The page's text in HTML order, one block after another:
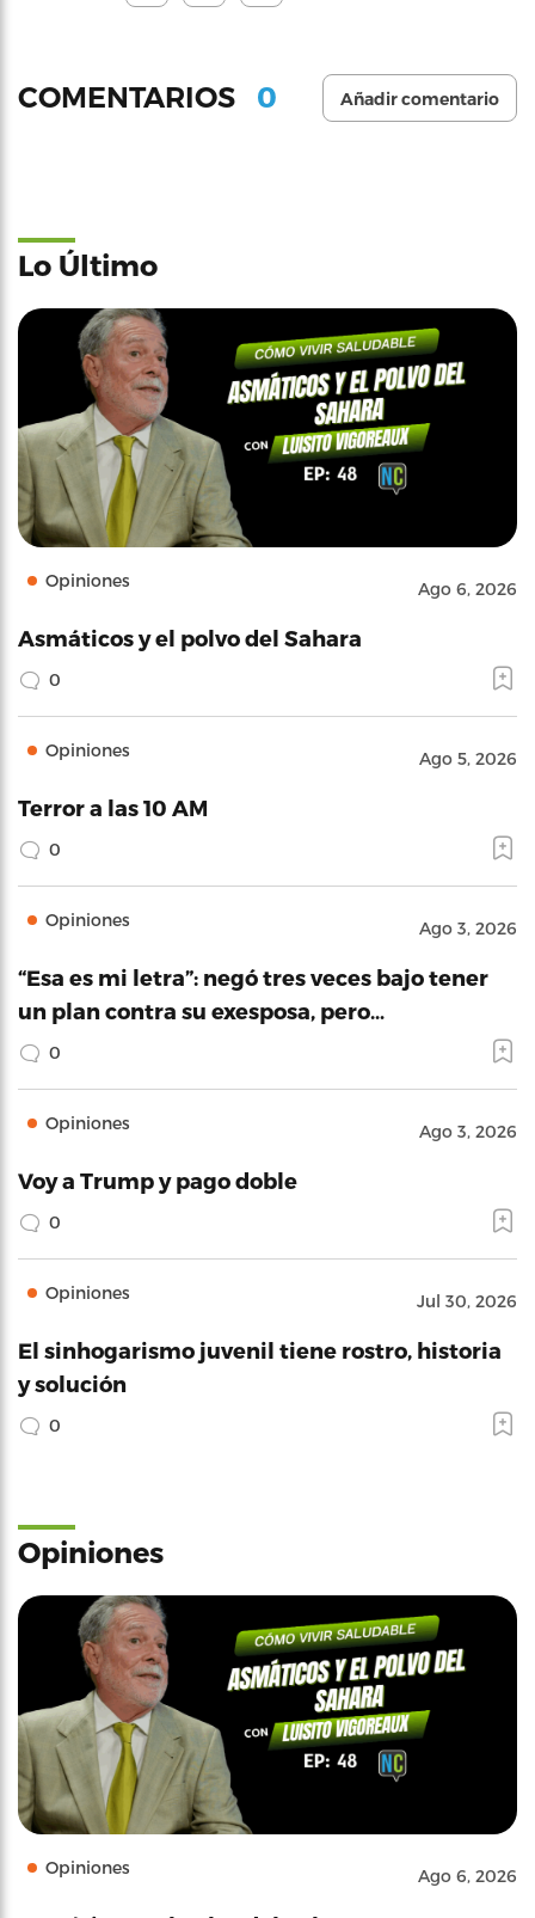
COMENTARIOS 0 Añadir comentario
Lo Último
Opiniones Ago 6, 2026
Asmáticos y el polvo del Sahara
0
Opiniones Ago 5, 2026
Terror a las 10 AM
0
Opiniones Ago 3, 2026
“Esa es mi letra”: negó tres veces bajo tener
un plan contra su exesposa, pero…
0
Opiniones Ago 3, 2026
Voy a Trump y pago doble
0
Opiniones Jul 30, 2026
El sinhogarismo juvenil tiene rostro, historia
y solución
0
Opiniones
Opiniones Ago 6, 2026